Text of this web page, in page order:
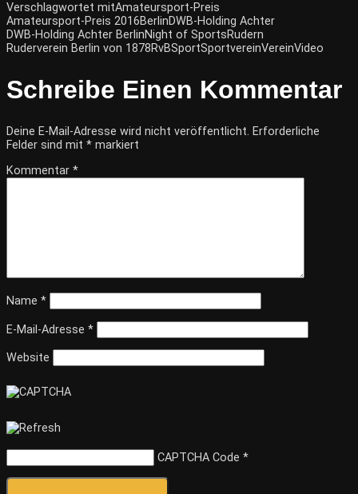
Verschlagwortet mitAmateursport-Preis
Amateursport-Preis 2016BerlinDWB-Holding Achter
DWB-Holding Achter BerlinNight of SportsRudern
Ruderverein Berlin von 1878RvBSportSportvereinVereinVideo
Schreibe Einen Kommentar
Deine E-Mail-Adresse wird nicht veröffentlicht. Erforderliche
Felder sind mit * markiert
Kommentar *
Name *
E-Mail-Adresse *
Website
CAPTCHA Code *